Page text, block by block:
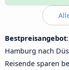
Bestpreisangebot
Hamburg nach
Reisende sparen